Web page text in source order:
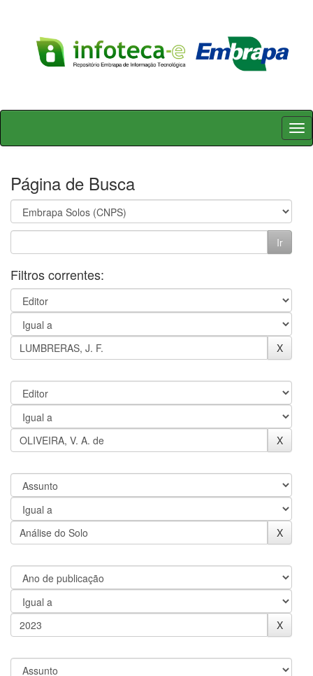
Skip
Página de Busca
Filtros correntes: